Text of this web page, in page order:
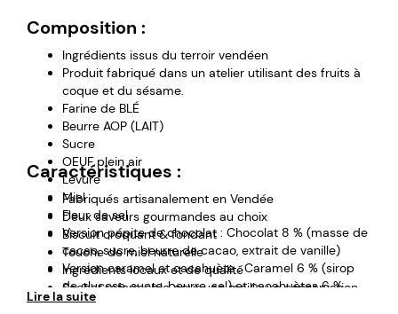
Composition :
Ingrédients issus du terroir vendéen
Produit fabriqué dans un atelier utilisant des fruits à
coque et du sésame.
Farine de BLÉ
Beurre AOP (LAIT)
Sucre
OEUF plein air
Levure
Miel
Fleur de sel
Version pépite de chocolat : Chocolat 8 % (masse de
cacao, sucre, beurre de cacao, extrait de vanille)
Version caramel et cacahuète : Caramel 6 % (sirop
de glucose, sucre, beurre, sel) et cacahuètes 6 %
Caractéristiques :
Fabriqués artisanalement en Vendée
Deux saveurs gourmandes au choix
Biscuit croquant & fondant
Touche de miel naturelle
Ingrédients locaux et de qualité
Sachet refermable pour une meilleure conservation
Parfaits au goûter, avec une boisson chaude ou en
Lire la suite